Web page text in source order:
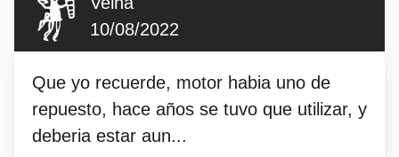
10/08/2022
Que yo recuerde, motor habia uno de
repuesto, hace años se tuvo que utilizar, y
deberia estar aun...